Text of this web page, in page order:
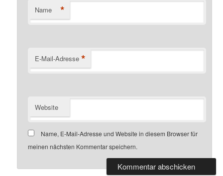
Name *
E-Mail-Adresse *
Website
Name, E-Mail-Adresse und Website in diesem Browser für
meinen nächsten Kommentar speichern.